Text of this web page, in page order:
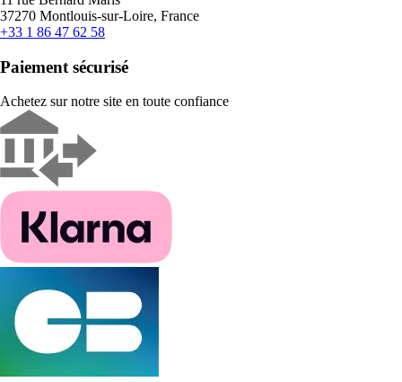
37270 Montlouis-sur-Loire, France
+33 1 86 47 62 58
Paiement sécurisé
Achetez sur notre site en toute confiance